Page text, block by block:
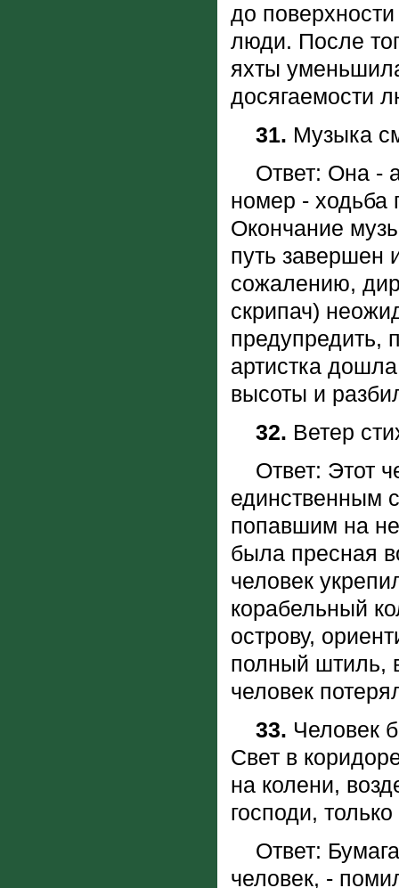
до
люди. После
яхты
досягаемости
31. Музыка
Ответ: Она -
номер - ходьба
Окончание
путь завершен
сожалению,
скрипач)
предупредить,
артистка
высоты и
32. Ветер
Ответ: Этот
единственным
попавшим на
была пресная
человек
корабельный
острову,
полный штиль,
человек
33. Человек
Свет в
на колени,
господи,
Ответ:
человек, -